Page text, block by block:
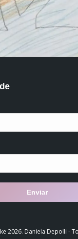
2026. Daniela Depolli -